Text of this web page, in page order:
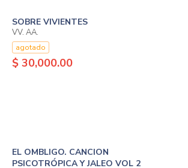
SOBRE VIVIENTES
VV. AA.
agotado
$ 30,000.00
EL OMBLIGO. CANCION
PSICOTRÓPICA Y JALEO VOL 2